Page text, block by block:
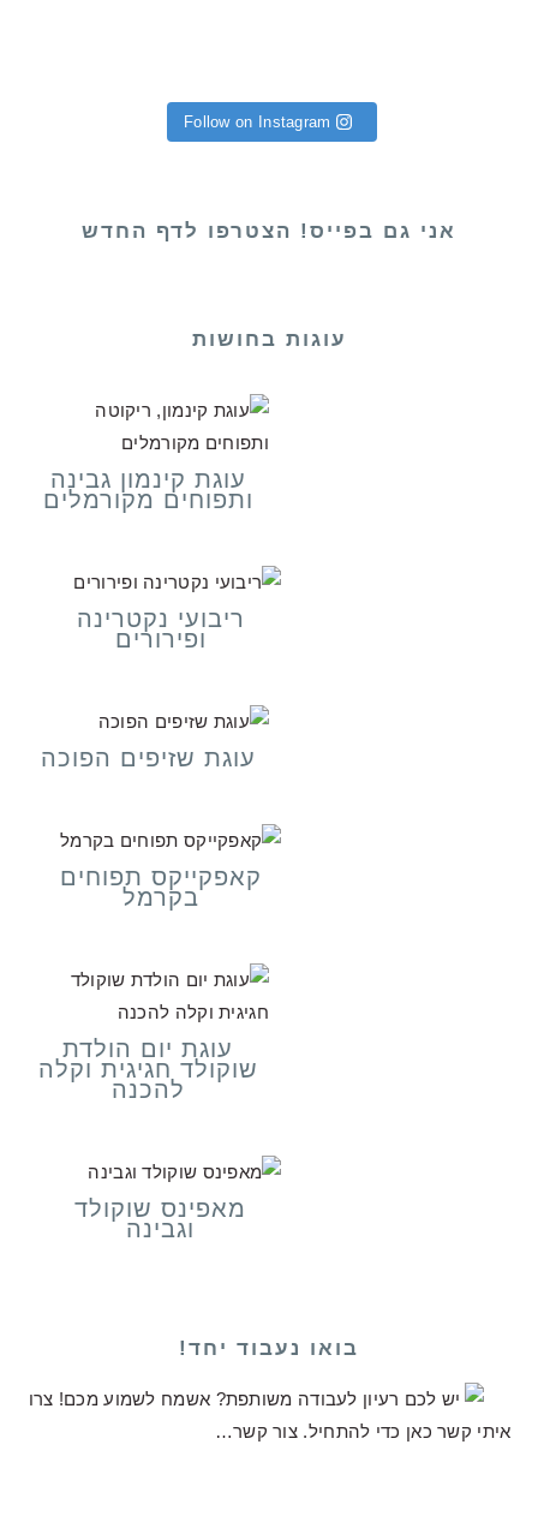
Follow on Instagram
אני גם בפייס! הצטרפו לדף החדש
עוגות בחושות
עוגת קינמון גבינה
ותפוחים מקורמלים
ריבועי נקטרינה
ופירורים
עוגת שזיפים הפוכה
קאפקייקס תפוחים
בקרמל
עוגת יום הולדת
שוקולד חגיגית וקלה
להכנה
מאפינס שוקולד
וגבינה
בואו נעבוד יחד!
יש לכם רעיון לעבודה משותפת? אשמח לשמוע מכם! צרו
איתי קשר כאן כדי להתחיל. צור קשר…